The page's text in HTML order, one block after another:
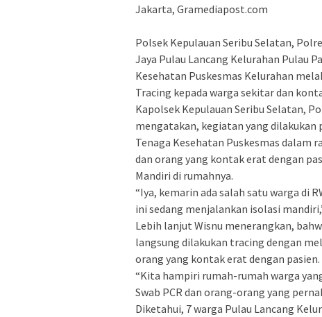
Jakarta, Gramediapost.com
Polsek Kepulauan Seribu Selatan,
Jaya Pulau Lancang Kelurahan Pulau
Kesehatan Puskesmas Kelurahan
Tracing kepada warga sekitar dan
Kapolsek Kepulauan Seribu Selatan,
mengatakan, kegiatan yang dilakukan
Tenaga Kesehatan Puskesmas dalam
dan orang yang kontak erat dengan
Mandiri di rumahnya.
“Iya, kemarin ada salah satu warga di
ini sedang menjalankan isolasi
Lebih lanjut Wisnu menerangkan,
langsung dilakukan tracing dengan
orang yang kontak erat dengan pasien.
“Kita hampiri rumah-rumah warga
Swab PCR dan orang-orang yang
Diketahui, 7 warga Pulau Lancang